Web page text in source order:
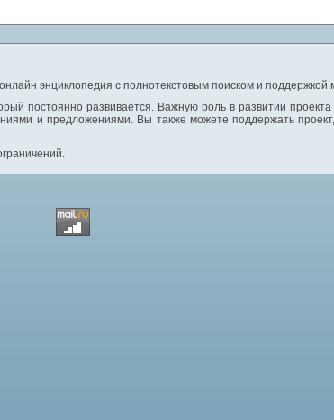
энциклопедия с полнотекстовым поиском и поддержкой
постоянно развивается. Важную роль в развитии
и предложениями. Вы также можете поддержать